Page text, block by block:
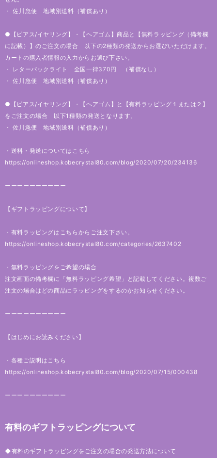
・ 佐川急便 地域別送料（補償あり）
●【ピアス/イヤリング】・【ヘアゴム】商品と【無料ラッピング（備考欄
に記載）】のご注文の場合 以下の2種類の発送からお選びいただけます。
カートの購入者情報の入力からお選び下さい。
・ レターパックライト 全国一律370円 （補償なし）
・ 佐川急便 地域別送料（補償あり）
●【ピアス/イヤリング】・【ヘアゴム】と【有料ラッピング１または２】
をご注文の場合 以下1種類の発送となります。
・ 佐川急便 地域別送料（補償あり）
・送料・発送についてはこちら
https://onlineshop.kobecrystal80.com/blog/2020/07/20/234136
ーーーーーーーーーー
【ギフトラッピングについて】
・有料ラッピングはこちらからご注文下さい。
https://onlineshop.kobecrystal80.com/categories/2637402
・無料ラッピングをご希望の場合
注文画面の備考欄に「無料ラッピング希望」と記載してください。複数ご
注文の場合はどの商品にラッピングをするのかお知らせください。
ーーーーーーーーーー
【はじめにお読みください】
・各種ご説明はこちら
https://onlineshop.kobecrystal80.com/blog/2020/07/15/000438
ーーーーーーーーーー
有料のギフトラッピングについて
◆有料のギフトラッピングをご注文の場合の発送方法について